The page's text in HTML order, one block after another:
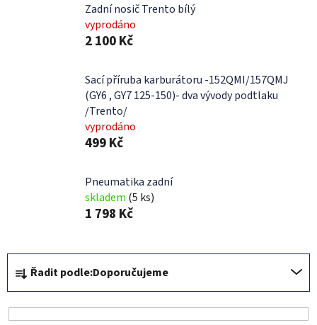
Zadní nosič Trento bílý
vyprodáno
2 100 Kč
Sací příruba karburátoru -152QMI/157QMJ
(GY6 , GY7 125-150)- dva vývody podtlaku
/Trento/
vyprodáno
499 Kč
Pneumatika zadní
skladem (5 ks)
1 798 Kč
Ř
a
z
e
Řadit podle:Doporučujeme